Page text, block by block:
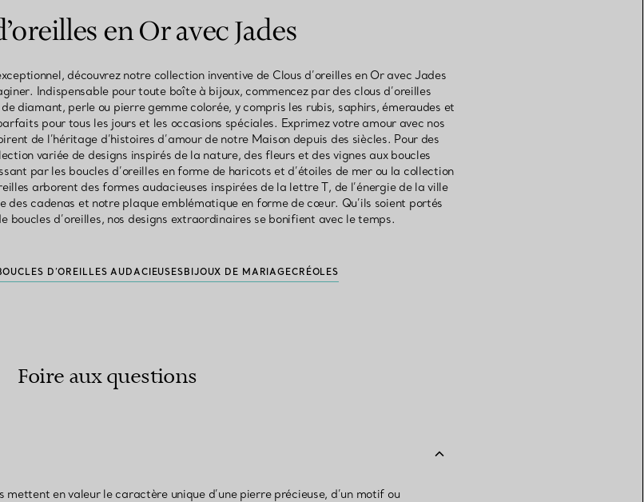
en Or avec Jades
découvrez notre collection inventive de Clous d’oreilles en Or avec Jades
Indispensable pour toute boîte à bijoux, commencez par des clous d’oreilles
diamant, perle ou pierre gemme colorée, y compris les rubis, saphirs, émeraudes et
pour tous les jours et les occasions spéciales. Exprimez votre amour avec nos
de l’héritage d’histoires d’amour de notre Maison depuis des siècles. Pour des
variée de designs inspirés de la nature, des fleurs et des vignes aux boucles
par les boucles d’oreilles en forme de haricots et d’étoiles de mer ou la collection
arborent des formes audacieuses inspirées de la lettre T, de l’énergie de la ville
des cadenas et notre plaque emblématique en forme de cœur. Qu’ils soient portés
boucles d’oreilles, nos designs extraordinaires se bonifient avec le temps.
D’OREILLES AUDACIEUSES BIJOUX DE MARIAGECRÉOLES
Foire aux questions
mettent en valeur le caractère unique d’une pierre précieuse, d’un motif ou